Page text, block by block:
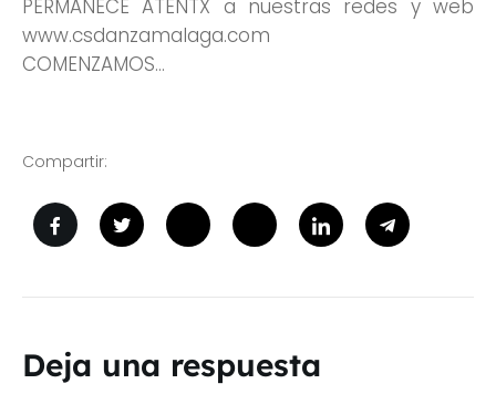
PERMANECE ATENTX a nuestras redes y web
www.csdanzamalaga.com
COMENZAMOS…
Compartir:
Deja una respuesta